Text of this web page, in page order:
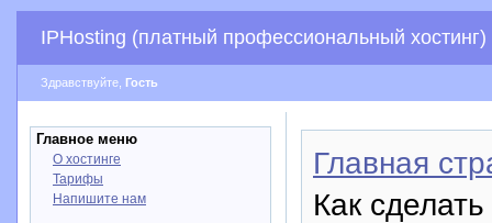
IPHosting (платный профессиональный хостинг)
Здравствуйте, Гость
Главное меню
О хостинге
Тарифы
Напишите нам
Главная
Как